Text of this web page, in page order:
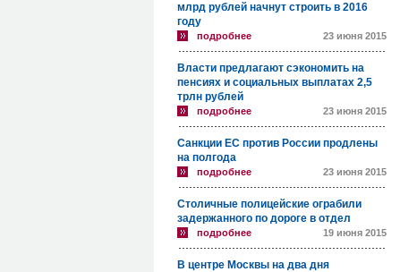
млрд рублей начнут строить в 2016
году
подробнее 23 июня 2015
Власти предлагают сэкономить на
пенсиях и социальных выплатах 2,5
трлн рублей
подробнее 23 июня 2015
Санкции ЕС против России продлены
на полгода
подробнее 23 июня 2015
Столичные полицейские ограбили
задержанного по дороге в отдел
подробнее 19 июня 2015
В центре Москвы на два дня